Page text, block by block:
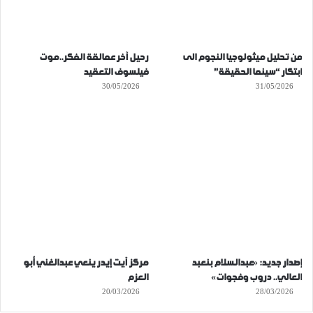
من تحليل ميثولوجيا النجوم الى
ابتكار “سينما الحقيقة”
31/05/2026
رحيل آخر عمالقة الفكر..موت
فيلسوف التعقيد
30/05/2026
إصدار جديد: «عبدالسلام بنعبد
العالي.. دروب وفجوات»
28/03/2026
مركز آيت إيدر ينعي عبدالغني أبو
العزم
20/03/2026